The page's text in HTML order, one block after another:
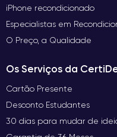
iPhone recondicionado
Especialistas em
O Preço, a Qualidade
Os Serviços da
Cartão Presente
Desconto Estudantes
30 dias para mudar de